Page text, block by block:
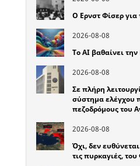
Ο Ερνστ Φίσερ για
2026-08-08
Το ΑΙ βαθαίνει την
2026-08-08
Σε πλήρη
σύστημα ελέγχου
πεζοδρόμους του
2026-08-08
Όχι, δεν
τις πυρκαγιές,